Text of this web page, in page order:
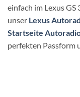
einfach im Lexus
unser Lexus
Startseite
perfekten Passform